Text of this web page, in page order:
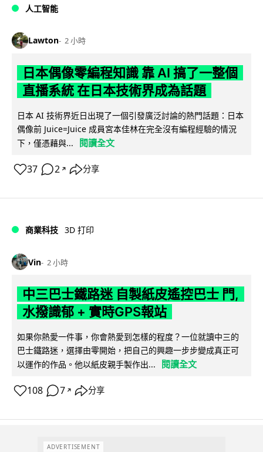
人工智能
Lawton 2 小時
日本偶像零編程知識 靠 AI 搞了一整個
直播系統 在日本技術界成為話題
日本 AI 技術界近日出現了一個引發廣泛討論的熱門話題：日本
偶像前 Juice=Juice 成員宮本佳林在完全沒有編程經驗的情況
下，僅憑藉與...
閱讀全文
37 2 ↗ 分享
商業科技 3D 打印
Vin 2 小時
中三巴士鐵路迷 自製紙皮遙控巴士 門,
水撥識郁 + 實時GPS報站
如果你熱愛一件事，你會熱愛到怎樣的程度？一位就讀中三的
巴士鐵路迷，選擇由零開始，把自己的興趣一步步變成真正可
以運作的作品。他以紙皮親手製作出...
閱讀全文
108 7 ↗ 分享
ADVERTISEMENT